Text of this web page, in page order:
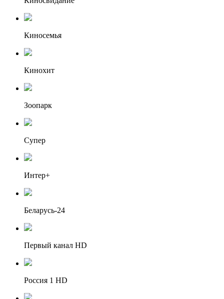
Киносемья
Кинохит
Зоопарк
Супер
Интер+
Беларусь-24
Первый канал HD
Россия 1 HD